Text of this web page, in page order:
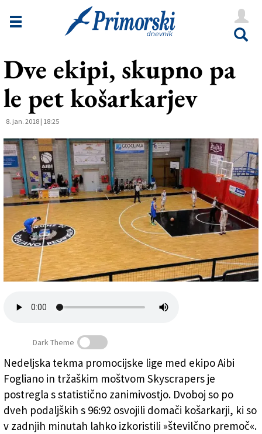
Novice
Goriška
Kultura
Šport
Še
Vreme
V Kioskih
Uredništvo
Oglasi
Založnik
Dve ekipi, skupno pa
le pet košarkarjev
8. jan. 2018 | 18:25
Dve ekipi, skupno pa le pet košarkarjev
Dark Theme
Nedeljska tekma promocijske lige med ekipo Aibi
Fogliano in tržaškim moštvom Skyscrapers je
postregla s statistično zanimivostjo. Dvoboj so po
dveh podaljških s 96:92 osvojili domači košarkarji, ki so
v zadnjih minutah lahko izkoristili »številčno premoč«.